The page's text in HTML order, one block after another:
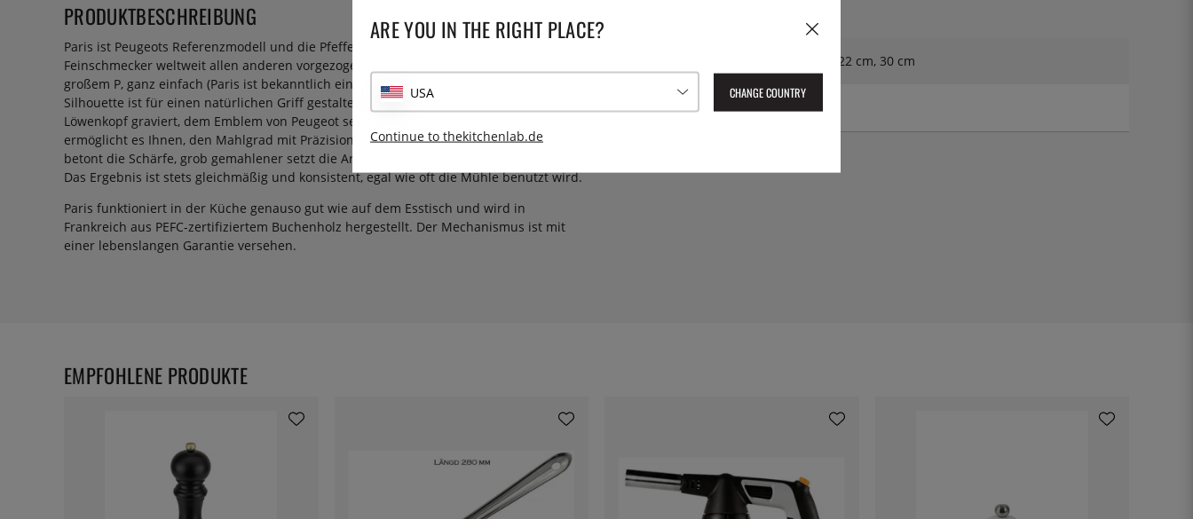
PRODUKTBESCHREIBUNG
Paris ist Peugeots Referenzmodell und die Pfeffermühle, die mehr Köche und
Feinschmecker weltweit allen anderen vorgezogen haben. Die Pfeffermühle mit
großem P, ganz einfach (Paris ist bekanntlich ein Eigenname). Die großzügige
Silhouette ist für einen natürlichen Griff gestaltet, und der Knauf ist mit einem
Löwenkopf graviert, dem Emblem von Peugeot seit 1850. Der u'Select-Mechanismus
ermöglicht es Ihnen, den Mahlgrad mit Präzision zu wählen. Fein gemahlener Pfeffer
betont die Schärfe, grob gemahlener setzt die Aromen und die Geschmackstiefe frei.
Das Ergebnis ist stets gleichmäßig und konsistent, egal wie oft die Mühle benutzt wird.
Paris funktioniert in der Küche genauso gut wie auf dem Esstisch und wird in
Frankreich aus PEFC-zertifiziertem Buchenholz hergestellt. Der Mechanismus ist mit
einer lebenslangen Garantie versehen.
12 cm, 18 cm, 22 cm, 30 cm
Serie: Paris
EMPFOHLENE PRODUKTE
ARE YOU IN THE RIGHT PLACE?
USA CHANGE COUNTRY
Continue to thekitchenlab.de